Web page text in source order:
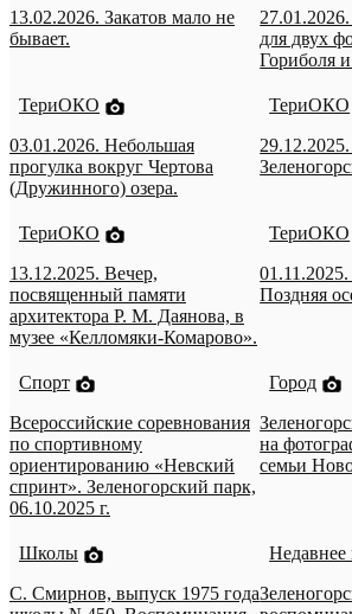
13.02.2026. Закатов мало не
бывает.
для двух
Гориболя
ТериОКО
03.01.2026. Небольшая
прогулка вокруг Чертова
(Дружинного) озера.
ТериОКО
ТериОКО
13.12.2025. Вечер,
посвященный памяти
архитектора Р. М. Даянова, в
музее «Келломяки-Комарово».
ТериОКО
Поздняя
Спорт
Всероссийские соревнования
по спортивному
ориентированию «Невский
спринт». Зеленогорский парк,
06.10.2025 г.
Город
на
семьи
Школы
С. Смирнов, выпуск 1975 года